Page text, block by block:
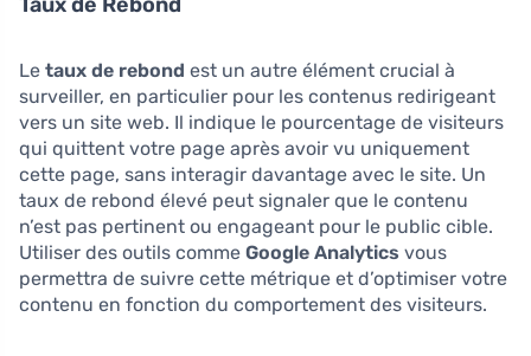
Le taux de rebond est un autre élément crucial à
surveiller, en particulier pour les contenus redirigeant
vers un site web. Il indique le pourcentage de visiteurs
qui quittent votre page après avoir vu uniquement
cette page, sans interagir davantage avec le site. Un
taux de rebond élevé peut signaler que le contenu
n’est pas pertinent ou engageant pour le public cible.
Utiliser des outils comme Google Analytics vous
permettra de suivre cette métrique et d’optimiser votre
contenu en fonction du comportement des visiteurs.